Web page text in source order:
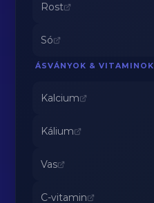
Rost
Só
ÁSVÁNYOK & VITAMINOK
Kalcium
Kálium
Vas
C-vitamin